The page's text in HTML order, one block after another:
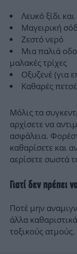
Λευκό ξίδι
Μαγειρική
Ζεστό νερό
Μια παλιά
μαλακές τρίχες
Οξυζενέ (για
Καθαρές
Μόλις τα
αρχίσετε να
ασφάλεια.
καθαρίσετε και
αερίσετε σωστά
Γιατί δεν πρέπει
Ποτέ μην
άλλα
τοξικούς ατμούς.